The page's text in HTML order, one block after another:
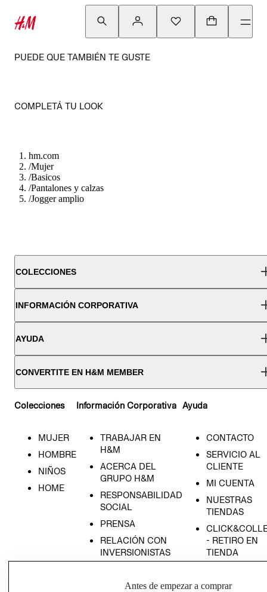
PUEDE QUE TAMBIÉN TE GUSTE
COMPLETÁ TU LOOK
hm.com
/Mujer
/Basicos
/Pantalones y calzas
/Jogger amplio
COLECCIONES
INFORMACIÓN CORPORATIVA
AYUDA
CONVERTITE EN H&M MEMBER
Colecciones
MUJER
HOMBRE
NIÑOS
HOME
Información Corporativa
TRABAJAR EN
H&M
ACERCA DEL
GRUPO H&M
RESPONSABILIDAD
SOCIAL
PRENSA
RELACIÓN CON
INVERSIONISTAS
EMPRESARIAL
Ayuda
CONTACTO
SERVICIO AL
CLIENTE
MI CUENTA
NUESTRAS
TIENDAS
- RETIRO EN
TIENDA
Antes de empezar a comprar